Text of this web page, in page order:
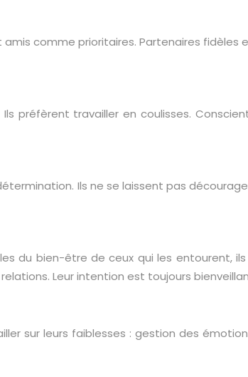
comme prioritaires. Partenaires fidèles
préfèrent travailler en coulisses.
Ils ne se laissent pas
du bien-être de ceux qui les entourent, ils
Leur intention est toujours
sur leurs faiblesses : gestion des